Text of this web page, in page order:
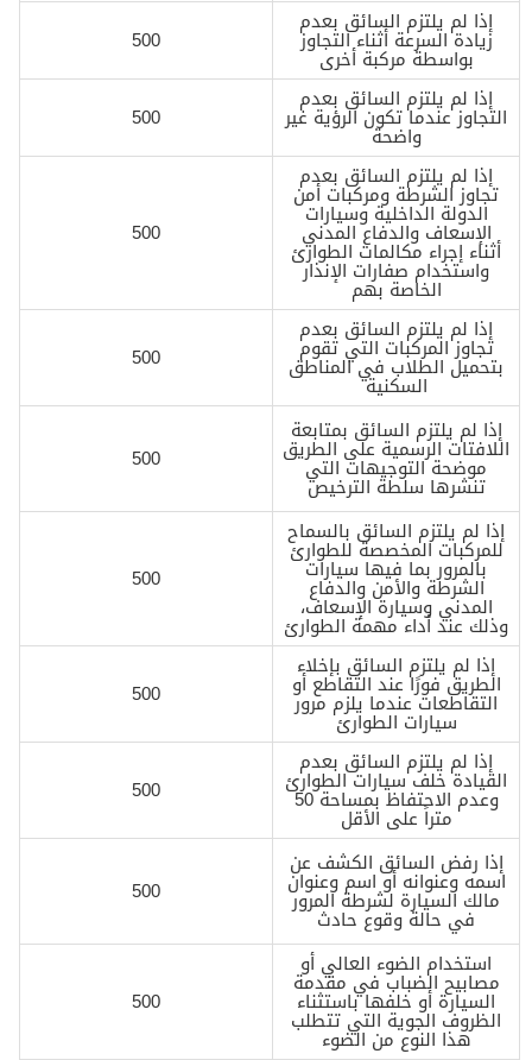
إذا لم يلتزم السائق بعدم
زيادة السرعة أثناء التجاوز
بواسطة مركبة أخرى
500
إذا لم يلتزم السائق بعدم
التجاوز عندما تكون الرؤية غير
واضحة
500
إذا لم يلتزم السائق بعدم
تجاوز الشرطة ومركبات أمن
الدولة الداخلية وسيارات
الإسعاف والدفاع المدني
أثناء إجراء مكالمات الطوارئ
واستخدام صفارات الإنذار
الخاصة بهم
500
إذا لم يلتزم السائق بعدم
تجاوز المركبات التي تقوم
بتحميل الطلاب في المناطق
السكنية
500
إذا لم يلتزم السائق بمتابعة
اللافتات الرسمية على الطريق
موضحة التوجيهات التي
تنشرها سلطة الترخيص
500
إذا لم يلتزم السائق بالسماح
للمركبات المخصصة للطوارئ
بالمرور بما فيها سيارات
الشرطة والأمن والدفاع
المدني وسيارة الإسعاف،
وذلك عند أداء مهمة الطوارئ
500
إذا لم يلتزم السائق بإخلاء
الطريق فورًا عند التقاطع أو
التقاطعات عندما يلزم مرور
سيارات الطوارئ
500
إذا لم يلتزم السائق بعدم
القيادة خلف سيارات الطوارئ
وعدم الاحتفاظ بمساحة 50
متراً على الأقل
500
إذا رفض السائق الكشف عن
اسمه وعنوانه أو اسم وعنوان
مالك السيارة لشرطة المرور
في حالة وقوع حادث
500
استخدام الضوء العالي أو
مصابيح الضباب في مقدمة
السيارة أو خلفها باستثناء
الظروف الجوية التي تتطلب
هذا النوع من الضوء
500